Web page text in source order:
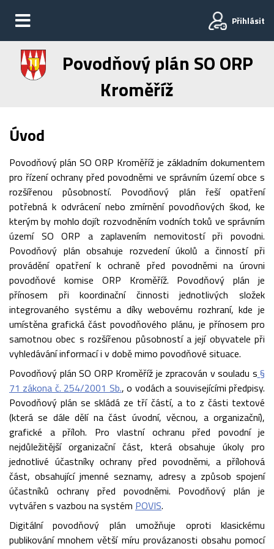
Přihlásit
Povodňový plán SO ORP
Kroměříž
Úvod
Povodňový plán SO ORP Kroměříž je základním dokumentem
pro řízení ochrany před povodněmi ve správním území obce s
rozšířenou působností. Povodňový plán řeší opatření
potřebná k odvrácení nebo zmírnění povodňových škod, ke
kterým by mohlo dojít rozvodněním vodních toků ve správním
území SO ORP a zaplavením nemovitostí při povodni.
Povodňový plán obsahuje rozvedení úkolů a činností při
provádění opatření k ochraně před povodněmi na úrovni
povodňové komise ORP Kroměříž. Povodňový plán je
přínosem při koordinační činnosti jednotlivých složek
integrovaného systému a díky webovému rozhraní, kde je
umístěna grafická část povodňového plánu, je přínosem pro
samotnou obec s rozšířenou působností a její obyvatele při
vyhledávání informací i v době mimo povodňové situace.
Povodňový plán SO ORP Kroměříž je zpracován v souladu s §
71 zákona č. 254/2001 Sb., o vodách a souvisejícími předpisy.
Povodňový plán se skládá ze tří částí, a to z části textové
(která se dále dělí na část úvodní, věcnou, a organizační),
grafické a příloh. Pro vlastní ochranu před povodní je
nejdůležitější organizační část, která obsahuje úkoly pro
jednotlivé účastníky ochrany před povodněmi, a přílohová
část, obsahující jmenné seznamy, adresy a způsob spojení
účastníků ochrany před povodněmi. Povodňový plán je
vytvářen s vazbou na systém POVIS.
Digitální povodňový plán umožňuje oproti klasickému
publikování mnohem větší míru provázanosti obsahu pomocí